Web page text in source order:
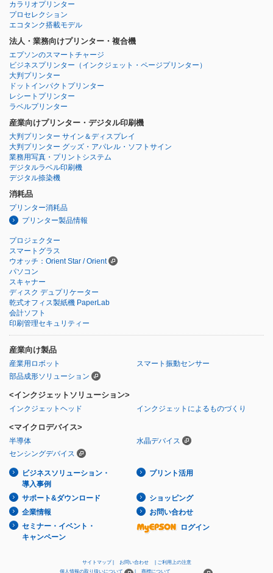
カラリオプリンター
プロセレクション
エコタンク搭載モデル
法人・業務向けプリンター・複合機
エプソンのスマートチャージ
ビジネスプリンター （インクジェット・ページプリンター）
大判プリンター
ドットインパクトプリンター
レシートプリンター
ラベルプリンター
産業向けプリンター・デジタル印刷機
大判プリンター サイン＆ディスプレイ
大判プリンター グッズ・アパレル・ソフトサイン
業務用写真・プリントシステム
デジタルラベル印刷機
デジタル捺染機
消耗品
プリンター消耗品
プリンター製品情報
プロジェクター
スマートグラス
ウオッチ：Orient Star / Orient
パソコン
スキャナー
ディスク デュプリケーター
乾式オフィス製紙機 PaperLab
会計ソフト
印刷管理セキュリティー
産業向け製品
産業用ロボット
スマート振動センサー
部品成形ソリューション
<インクジェットソリューション>
インクジェットヘッド インクジェットによるものづくり
<マイクロデバイス>
半導体
水晶デバイス
センシングデバイス
ビジネスソリューション・
導入事例
プリント活用
サポート&ダウンロード
ショッピング
企業情報
お問い合わせ
セミナー・イベント・
キャンペーン
ログイン
サイトマップ お問い合わせ
ご利用上の注意
個人情報の取り扱いについて
商標について